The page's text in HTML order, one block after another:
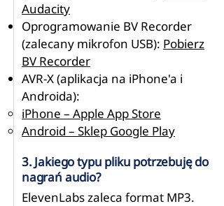
Audacity
Oprogramowanie BV Recorder
(zalecany mikrofon USB): Pobierz
BV Recorder
AVR-X (aplikacja na iPhone'a i
Androida):
iPhone – Apple App Store
Android – Sklep Google Play
3. Jakiego typu pliku potrzebuję do
nagrań audio?
ElevenLabs zaleca format MP3.